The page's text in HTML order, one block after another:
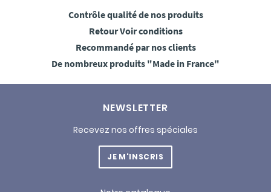
Contrôle qualitéde nos produits
RetourVoir conditions
Recommandépar nos clients
De nombreux produits "Made in France"
NEWSLETTER
Recevez nos offres spéciales
JE M'INSCRIS